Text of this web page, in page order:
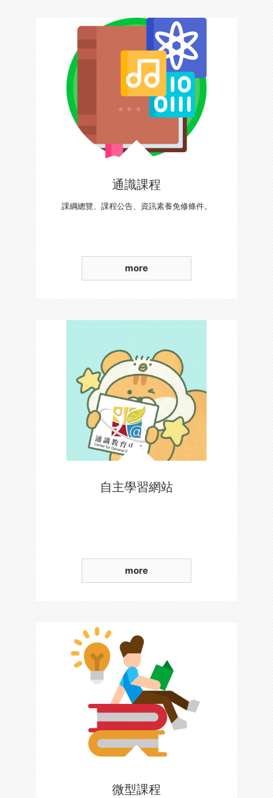
通識課程
課綱總覽、課程公告、資訊素養免修條件。
more
自主學習網站
more
微型課程